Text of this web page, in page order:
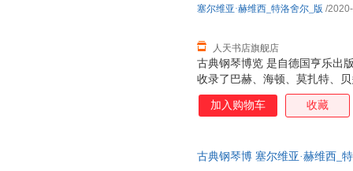
古典钢琴博览 是自德国亨乐出
收录了巴赫、海顿、莫扎特、
琴作品。每一分括由浅入深循
奏提示，是一套兼具实用和收
人天书店旗舰店
塞尔维亚·赫维西_特洛舍尔_版 /
加入购物车 收藏
古典钢琴博 塞尔维亚·赫维西_